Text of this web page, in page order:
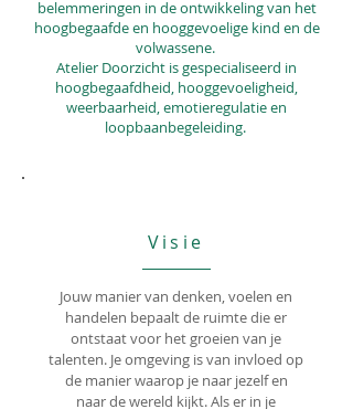
belemmeringen in de ontwikkeling van het
hoogbegaafde en hooggevoelige kind en de
volwassene.
Atelier Doorzicht is gespecialiseerd in
hoogbegaafdheid, hooggevoeligheid,
weerbaarheid, emotieregulatie en
loopbaanbegeleiding.
Visie
Jouw manier van denken, voelen en
handelen bepaalt de ruimte die er
ontstaat voor het groeien van je
talenten. Je omgeving is van invloed op
de manier waarop je naar jezelf en
naar de wereld kijkt. Als er in je